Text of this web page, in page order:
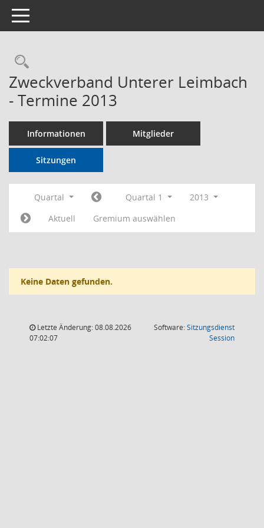
Toggle navigation
Rechercheauswahl
Zweckverband Unterer Leimbach
- Termine 2013
Informationen Mitglieder
Sitzungen
Quartal Quartal 1
2013
Aktuell
Gremium auswählen
Keine Daten gefunden.
Letzte Änderung: 08.08.2026
07:02:07
Software:Sitzungsdienst
Session(Wird in